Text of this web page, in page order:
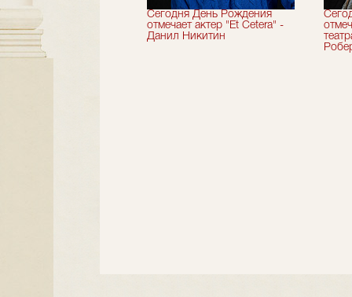
сезон!
Сегодня День Рождения
отмечает актер "Et Cetera" -
Данил Никитин